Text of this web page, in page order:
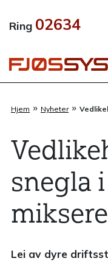
rett
innholdet
Ring 02634
Hjem » Nyheter»
snegla
Lei av dyre